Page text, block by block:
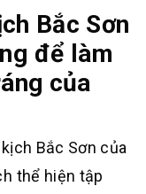
Bắc Sơn
để làm
của
Bắc Sơn của
thể hiện tập